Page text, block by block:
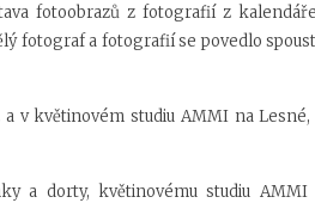
fotoobrazů z fotografií z
fotograf a fotografií se povedlo
v květinovém studiu AMMI na Lesné,
a dorty, květinovému studiu AMMI